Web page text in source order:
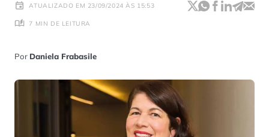
ATUALIZADO EM 23/09/2024 ÀS 15:53
7 MIN DE LEITURA
Por Daniela Frabasile